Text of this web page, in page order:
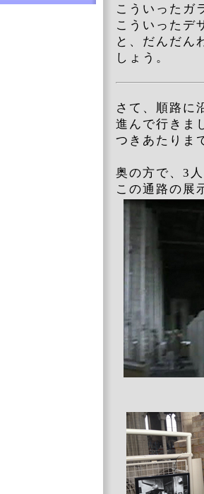
こういったガ
こういったデ
と、だんだん
しょう。
さて、順路に
進んで行きま
つきあたりま
奥の方で、3
この通路の展